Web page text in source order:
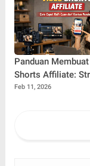
Panduan
Shorts Affiliate:
Cepat
Feb 11, 2026